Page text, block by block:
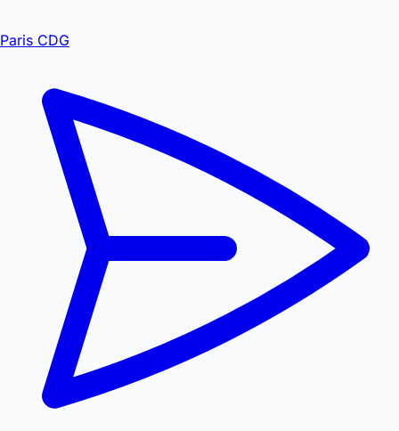
Paris CDG